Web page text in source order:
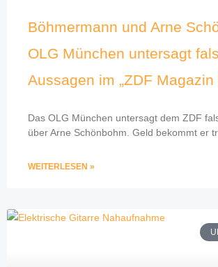
Böhmermann und Arne
OLG München untersagt
Aussagen im „ZDF Magazin
Das OLG München untersagt dem ZDF
über Arne Schönbohm. Geld bekommt er
WEITERLESEN »